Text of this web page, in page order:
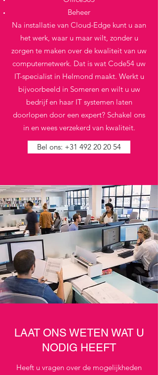
Beheer
Na installatie van Cloud-Edge kunt u aan
het werk, waar u maar wilt, zonder u
zorgen te maken over de kwaliteit van uw
computernetwerk. Dat is wat Code54 uw
IT-specialist in Helmond maakt. Werkt u
bijvoorbeeld in Someren en wilt u uw
bedrijf en haar IT systemen laten
doorlopen door een expert? Schakel ons
in en wees verzekerd van kwaliteit.
Bel ons: +31 492 20 20 54
LAAT ONS WETEN WAT U
NODIG HEEFT
Heeft u vragen over de mogelijkheden